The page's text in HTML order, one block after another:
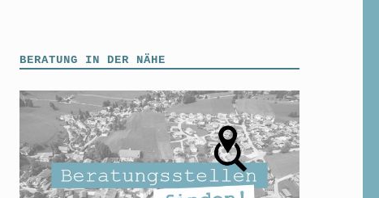
BERATUNG IN DER NÄHE